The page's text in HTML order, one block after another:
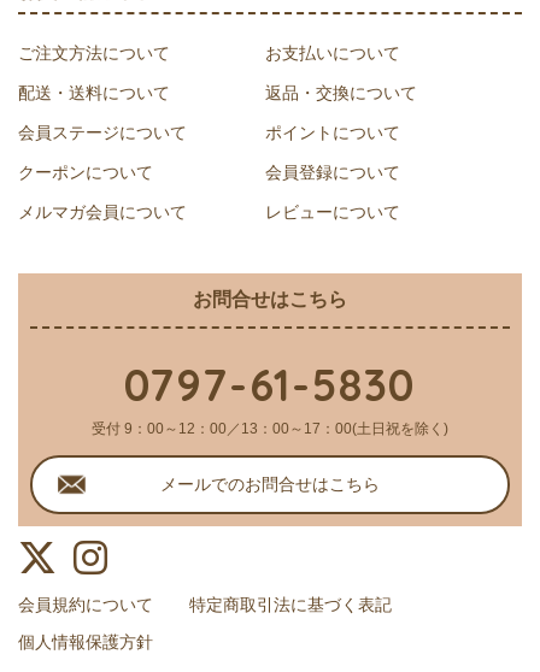
ご注文方法について お支払いについて
配送・送料について 返品・交換について
会員ステージについて ポイントについて
クーポンについて 会員登録について
メルマガ会員について レビューについて
お問合せはこちら
0797-61-5830
受付 9：00～12：00／13：00～17：00(土日祝を除く)
メールでのお問合せはこちら
会員規約について
特定商取引法に基づく表記
個人情報保護方針